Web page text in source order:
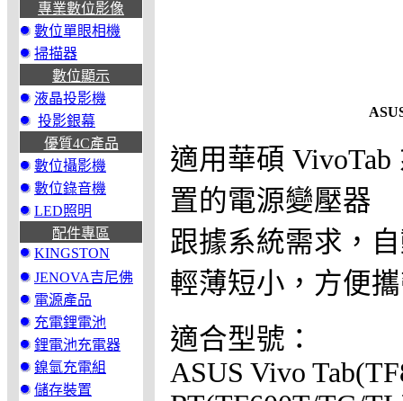
專業數位影像
數位單眼相機
掃描器
數位顯示
液晶投影機
投影銀幕
優質4C產品
數位攝影機
數位錄音機
LED照明
配件專區
KINGSTON
JENOVA吉尼佛
電源產品
充電鋰電池
鋰電池充電器
鎳氫充電組
儲存裝置
適用華碩 VivoTab
置的電源變壓器
跟據系統需求，
輕薄短小，方便
適合型號：
ASUS Vivo